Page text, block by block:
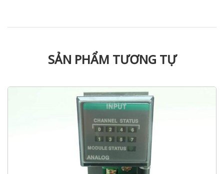
SẢN PHẨM TƯƠNG TỰ